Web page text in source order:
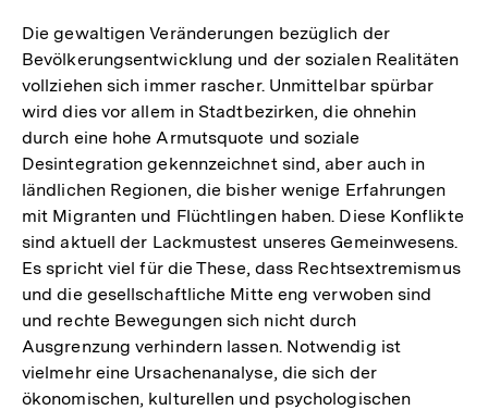
Die gewaltigen Veränderungen bezüglich der
Bevölkerungsentwicklung und der sozialen Realitäten
vollziehen sich immer rascher. Unmittelbar spürbar
wird dies vor allem in Stadtbezirken, die ohnehin
durch eine hohe Armutsquote und soziale
Desintegration gekennzeichnet sind, aber auch in
ländlichen Regionen, die bisher wenige Erfahrungen
mit Migranten und Flüchtlingen haben. Diese Konflikte
sind aktuell der Lackmustest unseres Gemeinwesens.
Es spricht viel für die These, dass Rechtsextremismus
und die gesellschaftliche Mitte eng verwoben sind
und rechte Bewegungen sich nicht durch
Ausgrenzung verhindern lassen. Notwendig ist
vielmehr eine Ursachenanalyse, die sich der
ökonomischen, kulturellen und psychologischen